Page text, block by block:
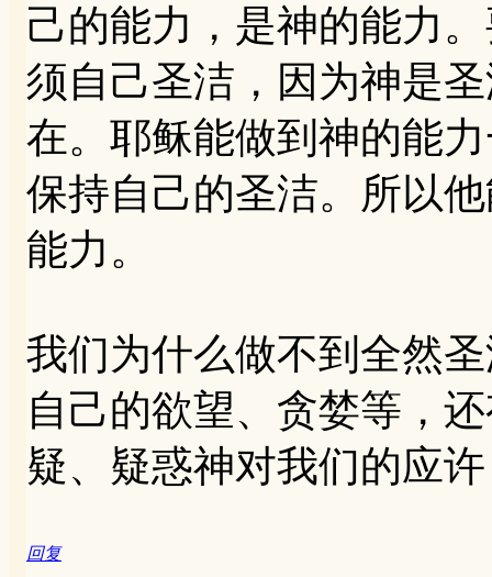
己的能力，是神的能力
须自己圣洁，因为神是
在。耶稣能做到神的能
保持自己的圣洁。所以
能力。
我们为什么做不到全然
自己的欲望、贪婪等，
疑、疑惑神对我们的应
回复